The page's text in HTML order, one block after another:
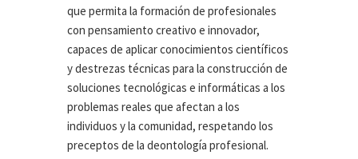
que permita la formación de profesionales
con pensamiento creativo e innovador,
capaces de aplicar conocimientos científicos
y destrezas técnicas para la construcción de
soluciones tecnológicas e informáticas a los
problemas reales que afectan a los
individuos y la comunidad, respetando los
preceptos de la deontología profesional.